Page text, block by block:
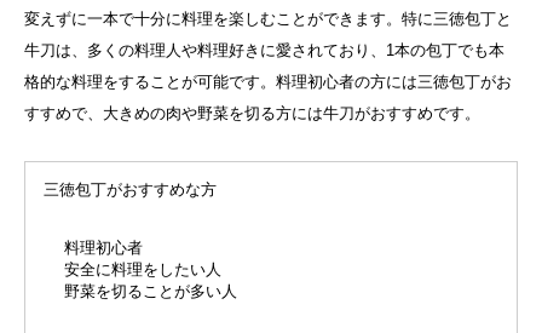
変えずに一本で十分に料理を楽しむことができます。 特に三徳包丁と
牛刀は、多くの料理人や料理好きに愛されており、1本の包丁でも本
格的な料理をすることが可能です。 料理初心者の方には三徳包丁がお
すすめで、大きめの肉や野菜を切る方には牛刀がおすすめです。
三徳包丁がおすすめな方
料理初心者
安全に料理をしたい人
野菜を切ることが多い人